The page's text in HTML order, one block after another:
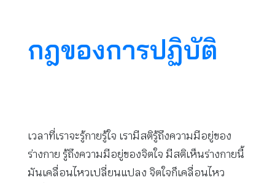
กฎของการปฏิบัติ
เวลาที่เราจะรู้กายรู้ใจ เรามีสติรู้ถึงความมีอยู่ของ
ร่างกาย รู้ถึงความมีอยู่ของจิตใจ มีสติเห็นร่างกายนี้
มันเคลื่อนไหวเปลี่ยนแปลง จิตใจก็เคลื่อนไหว